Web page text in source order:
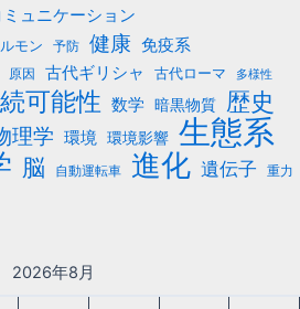
ミュニケーション
モン 予防 健康 免疫系
原因 古代ギリシャ 古代ローマ 多様性
可能性 数学 暗黒物質 歴史
理学 環境 環境影響 生態系
脳 自動運転車 進化 遺伝子 重力
2026年8月